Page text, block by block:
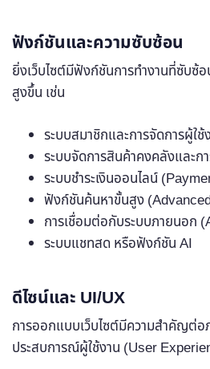
ฟังก์ชันและความซับซ้อน
ยิ่งเว็บไซต์มีฟังก์ชันการทำงานที่ซับซ้อ
สูงขึ้น เช่น
ระบบสมาชิกและการจัดการผู้ใช้
ระบบจัดการสินค้าคงคลังและก
ระบบชำระเงินออนไลน์
ฟังก์ชันค้นหาขั้นสูง
การเชื่อมต่อกับระบบภายนอก
ระบบแชทสด หรือฟังก์ชัน AI
ดีไซน์และ UI/UX
การออกแบบเว็บไซต์มีความสำคัญต่
ประสบการณ์ผู้ใช้งาน (User